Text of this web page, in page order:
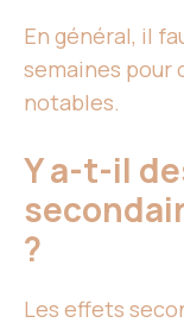
En général, il
semaines pour
notables.
Y a-t-il
?
Les effets